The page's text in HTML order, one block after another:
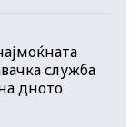
служба
дното